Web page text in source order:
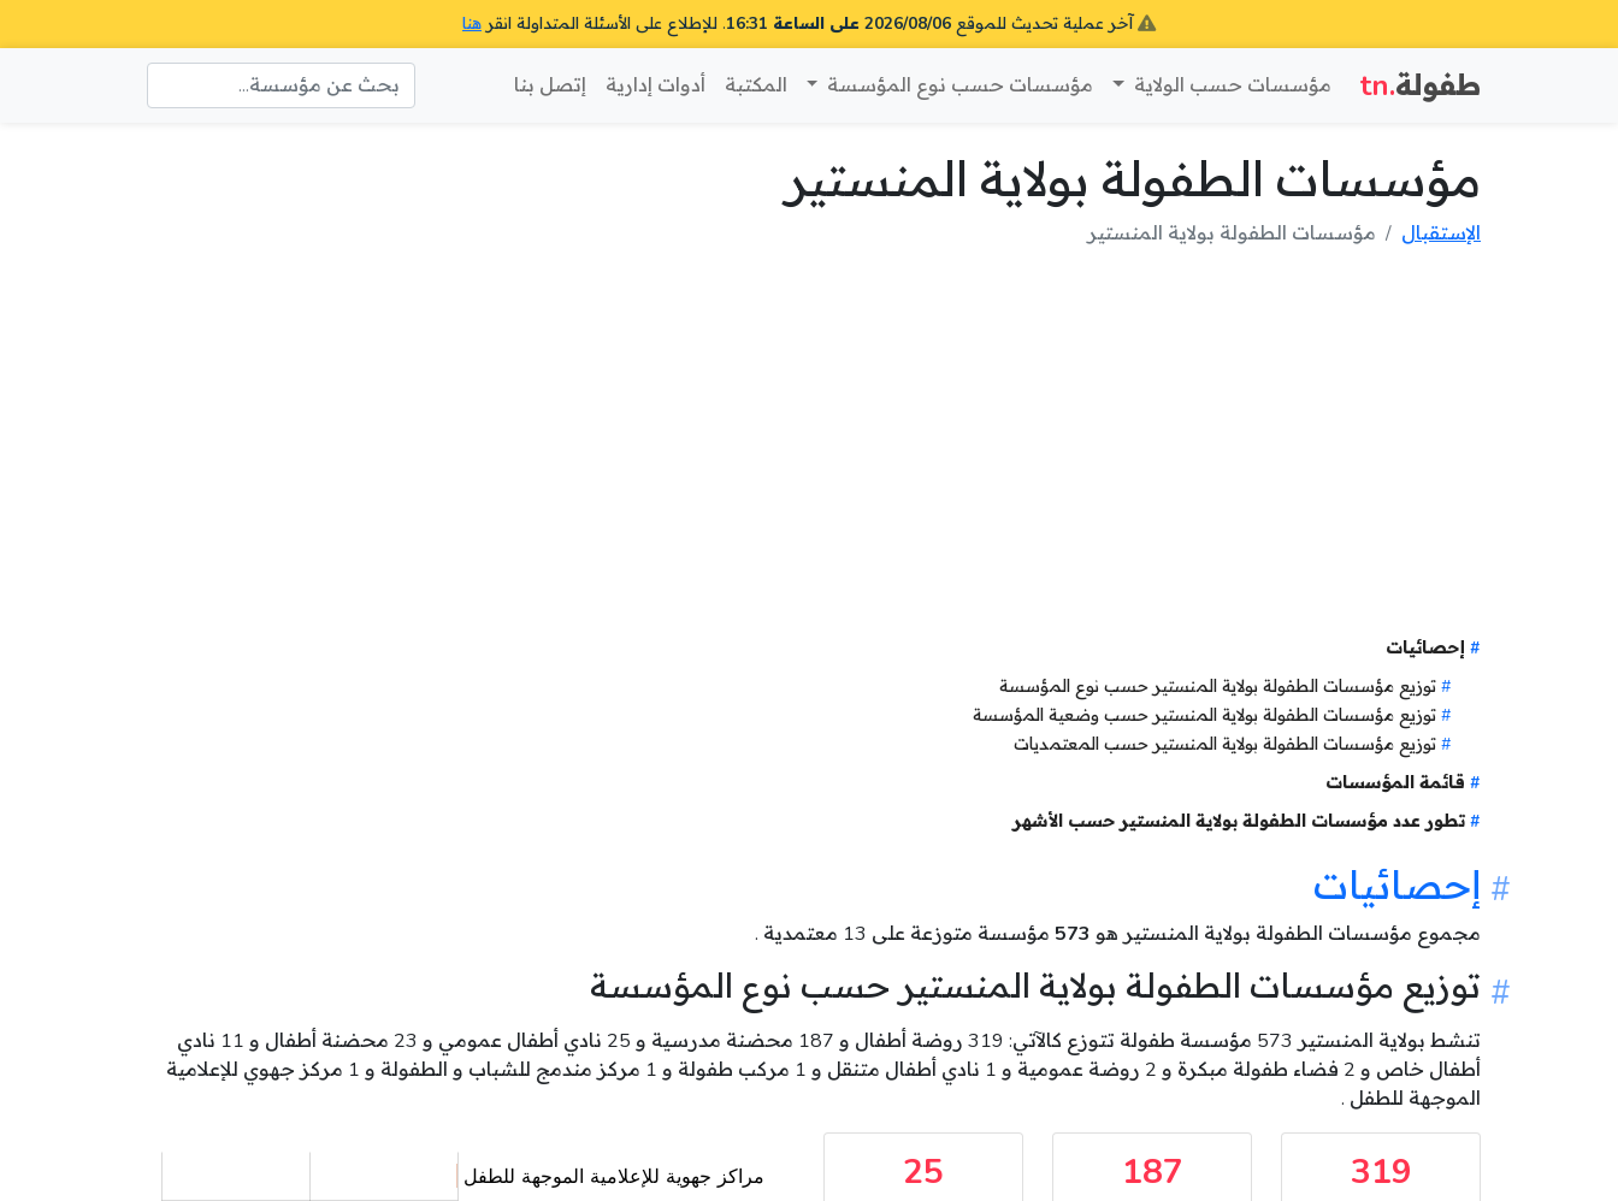
آخر عملية تحديث للموقع 2026/08/06 على الساعة 16:31 . للإطلاع على الأسئلة المتداولة انقر هنا
طفولة.tn مؤسسات حسب الولاية مؤسسات حسب نوع المؤسسة المكتبة أدوات إدارية إتصل بنا
مؤسسات الطفولة بولاية المنستير
الإستقبال مؤسسات الطفولة بولاية المنستير
إحصائيات
توزيع مؤسسات الطفولة بولاية المنستير حسب نوع المؤسسة
توزيع مؤسسات الطفولة بولاية المنستير حسب وضعية المؤسسة
توزيع مؤسسات الطفولة بولاية المنستير حسب المعتمديات
قائمة المؤسسات
تطور عدد مؤسسات الطفولة بولاية المنستير حسب الأشهر
إحصائيات
مجموع مؤسسات الطفولة بولاية المنستير هو 573 مؤسسة متوزعة على 13 معتمدية .
توزيع مؤسسات الطفولة بولاية المنستير حسب نوع المؤسسة
تنشط بولاية المنستير 573 مؤسسة طفولة تتوزع كالآتي: 319 روضة أطفال و 187 محضنة مدرسية و 25 نادي أطفال عمومي و 23 محضنة أطفال و 11 نادي
أطفال خاص و 2 فضاء طفولة مبكرة و 2 روضة عمومية و 1 نادي أطفال متنقل و 1 مركب طفولة و 1 مركز مندمج للشباب و الطفولة و 1 مركز جهوي للإعلامية
الموجهة للطفل .
319
187
25